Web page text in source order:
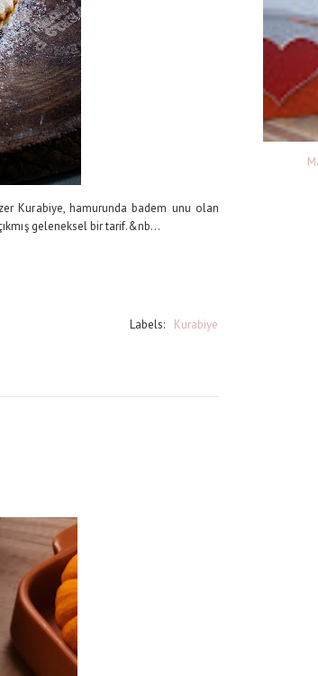
Kurabiye, hamurunda badem unu olan
geleneksel bir tarif.&nb...
Labels: Kurabiye